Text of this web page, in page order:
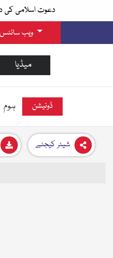
دعوت اسلامی کی
ویب سائٹس
میڈیا
ہوم ڈونیشن
شیئر کیجئے